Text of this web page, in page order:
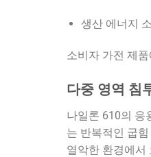
생산 에너지
소비자 가전 제
다중 영역 침
나일론 610의 응
는 반복적인 굽
열악한 환경에서